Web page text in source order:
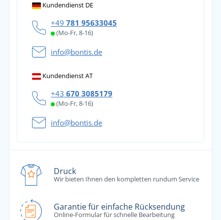
Kundendienst DE
+49 781 95633045
(Mo-Fr, 8-16)
info@bontis.de
Kundendienst AT
+43 670 3085179
(Mo-Fr, 8-16)
info@bontis.de
Druck
Wir bieten Ihnen den kompletten rundum Service
Garantie für einfache Rücksendung
Online-Formular für schnelle Bearbeitung